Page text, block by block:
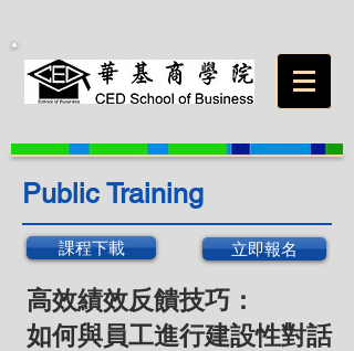
Public Training
課程下載 立即報名
高效績效反饋技巧：
如何與員工進行建設性對話